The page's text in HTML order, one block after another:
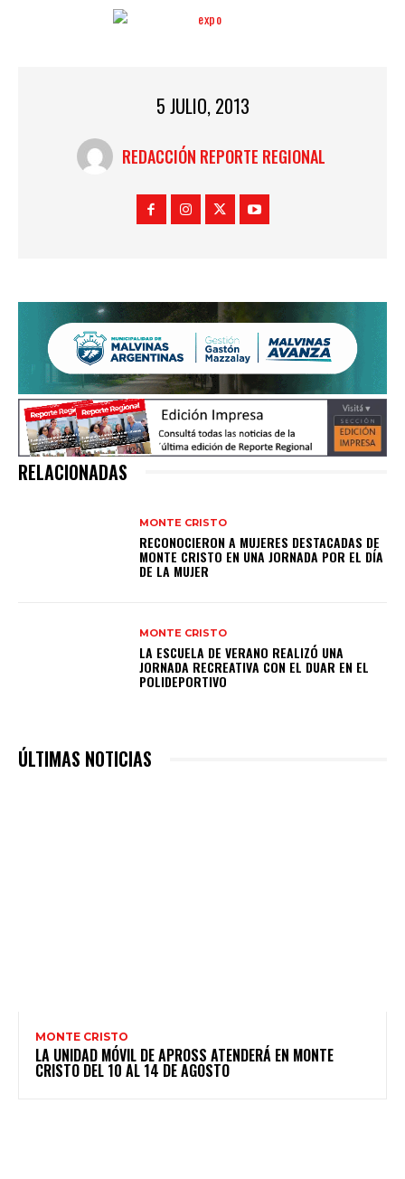
5 JULIO, 2013
REDACCIÓN REPORTE REGIONAL
RELACIONADAS
MONTE CRISTO
RECONOCIERON A MUJERES DESTACADAS DE
MONTE CRISTO EN UNA JORNADA POR EL DÍA
DE LA MUJER
MONTE CRISTO
LA ESCUELA DE VERANO REALIZÓ UNA
JORNADA RECREATIVA CON EL DUAR EN EL
POLIDEPORTIVO
ÚLTIMAS NOTICIAS
MONTE CRISTO
LA UNIDAD MÓVIL DE APROSS ATENDERÁ EN MONTE
CRISTO DEL 10 AL 14 DE AGOSTO